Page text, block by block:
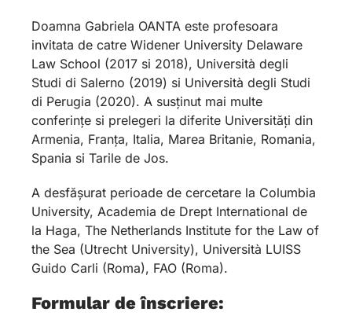
Doamna Gabriela OANTA este profesoara
invitata de catre Widener University Delaware
Law School (2017 si 2018), Università degli
Studi di Salerno (2019) si Università degli Studi
di Perugia (2020). A susținut mai multe
conferințe si prelegeri la diferite Universități din
Armenia, Franța, Italia, Marea Britanie, Romania,
Spania si Tarile de Jos.
A desfășurat perioade de cercetare la Columbia
University, Academia de Drept International de
la Haga, The Netherlands Institute for the Law of
the Sea (Utrecht University), Università LUISS
Guido Carli (Roma), FAO (Roma).
Formular de înscriere: